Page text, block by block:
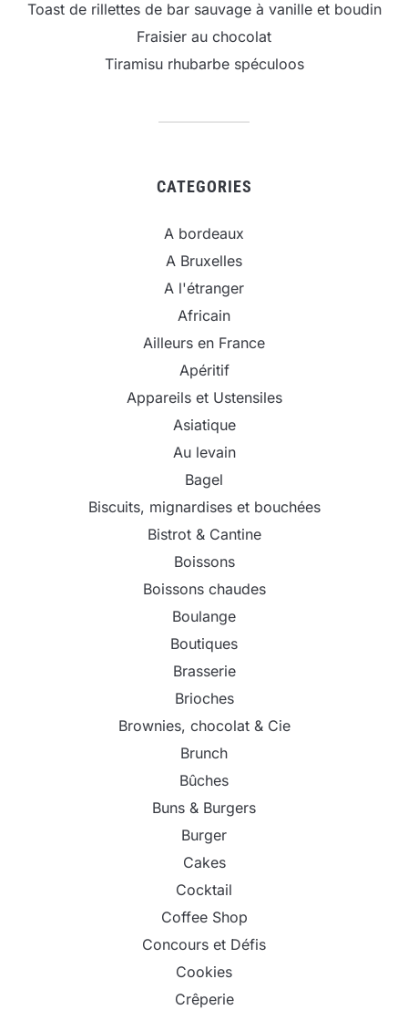
Toast de rillettes de bar sauvage à vanille et boudin
Fraisier au chocolat
Tiramisu rhubarbe spéculoos
CATEGORIES
A bordeaux
A Bruxelles
A l'étranger
Africain
Ailleurs en France
Apéritif
Appareils et Ustensiles
Asiatique
Au levain
Bagel
Biscuits, mignardises et bouchées
Bistrot & Cantine
Boissons
Boissons chaudes
Boulange
Boutiques
Brasserie
Brioches
Brownies, chocolat & Cie
Brunch
Bûches
Buns & Burgers
Burger
Cakes
Cocktail
Coffee Shop
Concours et Défis
Cookies
Crêperie